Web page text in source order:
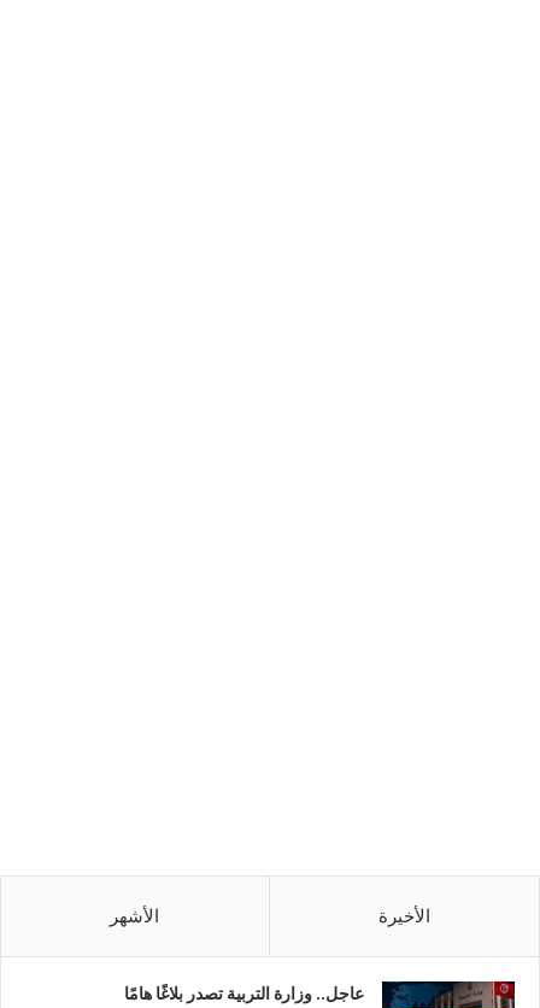
الأخيرة الأشهر
عاجل.. وزارة التربية تصدر بلاغًا هامًا